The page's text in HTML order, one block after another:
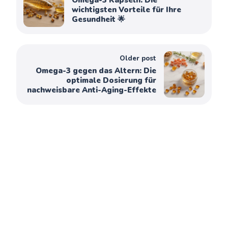
wichtigsten Vorteile für Ihre
Gesundheit 🌟
Older post
Omega-3 gegen das Altern: Die
optimale Dosierung für
nachweisbare Anti-Aging-Effekte